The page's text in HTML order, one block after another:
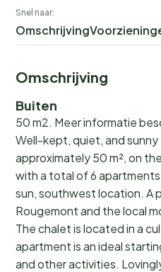
Snel naar:
Omschrijving
Omschrijving
Buiten
50 m2. Meer informatie
Well-kept, quiet, and
approximately 50 m², on
with a total of 6
sun, southwest location. A
Rougemont and the local
The chalet is located in a
apartment is an ideal
and other activities.